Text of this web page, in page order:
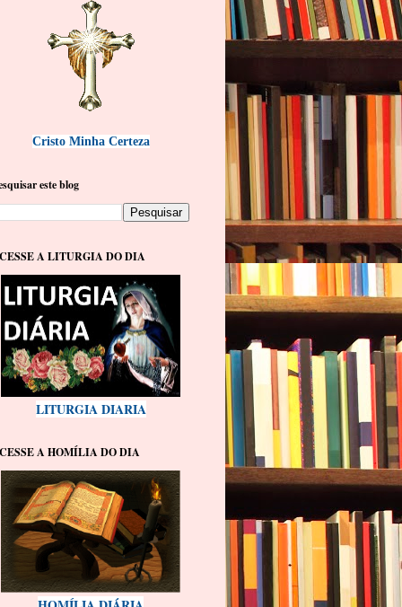
Cristo Minha Certeza
este blog
A LITURGIA DO DIA
LITURGIA DIARIA
A HOMÍLIA DO DIA